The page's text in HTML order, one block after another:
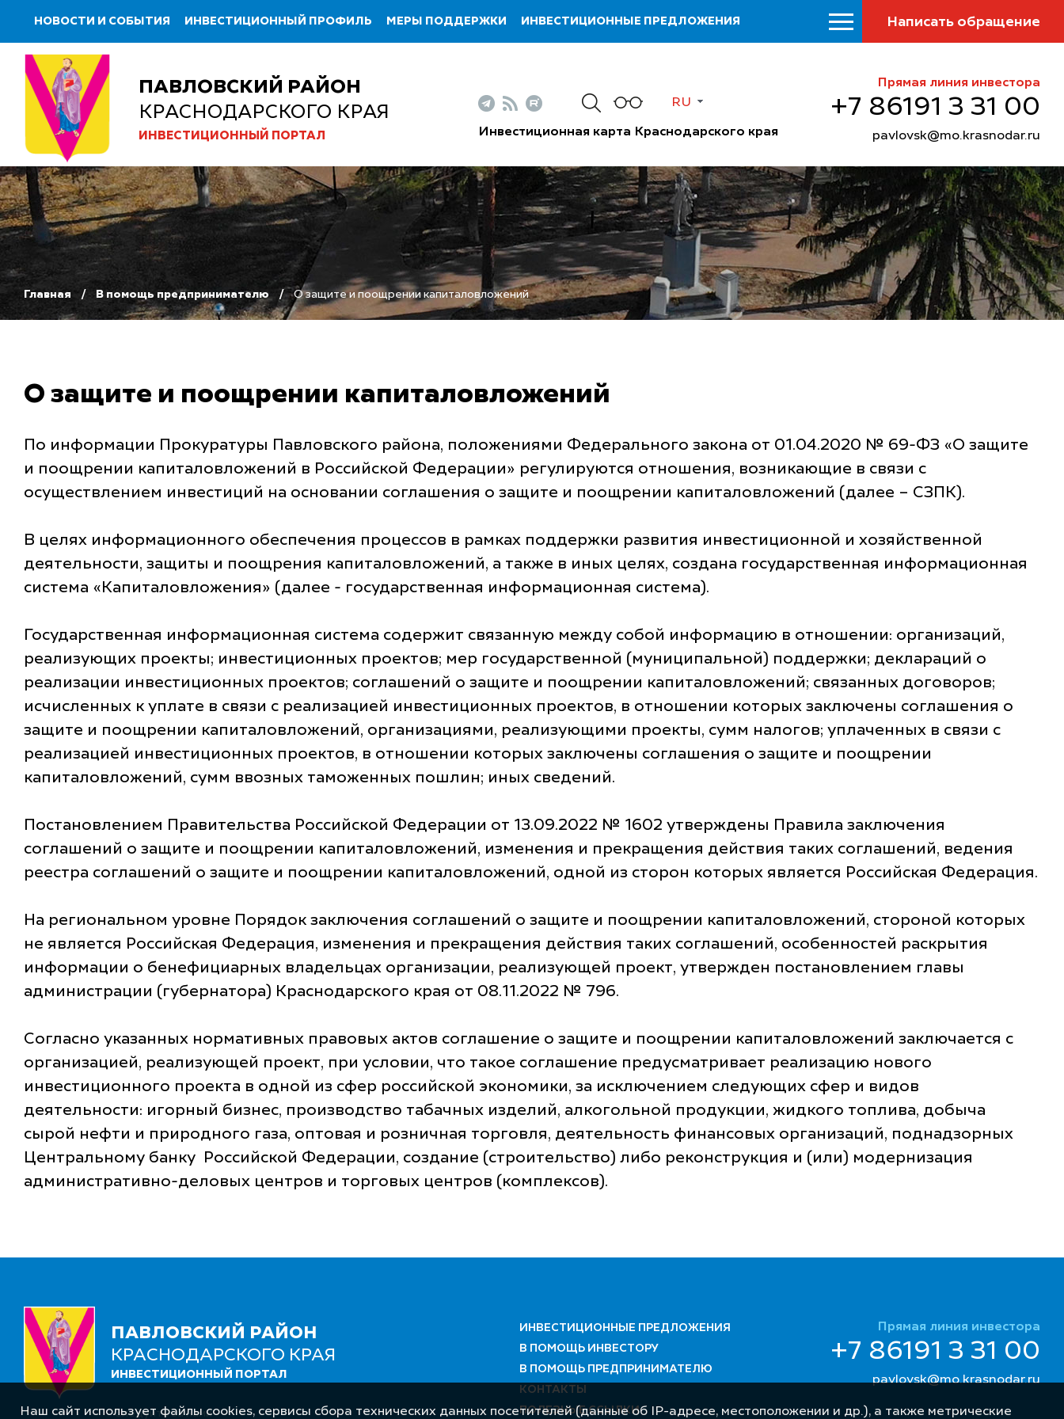
НОВОСТИ И СОБЫТИЯ ИНВЕСТИЦИОННЫЙ ПРОФИЛЬ МЕРЫ ПОДДЕРЖКИ ИНВЕСТИЦИОННЫЕ ПРЕДЛОЖЕНИЯ Написать обращение
ПАВЛОВСКИЙ РАЙОН
КРАСНОДАРСКОГО КРАЯ
ИНВЕСТИЦИОННЫЙ ПОРТАЛ
RU
Инвестиционная карта Краснодарского края
Прямая линия инвестора
+7 86191 3 31 00
pavlovsk@mo.krasnodar.ru
Главная В помощь предпринимателю О защите и поощрении капиталовложений
О защите и поощрении капиталовложений
По информации Прокуратуры Павловского района, положениями Федерального закона от 01.04.2020 № 69-ФЗ «О защите
и поощрении капиталовложений в Российской Федерации» регулируются отношения, возникающие в связи с
осуществлением инвестиций на основании соглашения о защите и поощрении капиталовложений (далее – СЗПК).
В целях информационного обеспечения процессов в рамках поддержки развития инвестиционной и хозяйственной
деятельности, защиты и поощрения капиталовложений, а также в иных целях, создана государственная информационная
система «Капиталовложения» (далее - государственная информационная система).
Государственная информационная система содержит связанную между собой информацию в отношении: организаций,
реализующих проекты; инвестиционных проектов; мер государственной (муниципальной) поддержки; деклараций о
реализации инвестиционных проектов; соглашений о защите и поощрении капиталовложений; связанных договоров;
исчисленных к уплате в связи с реализацией инвестиционных проектов, в отношении которых заключены соглашения о
защите и поощрении капиталовложений, организациями, реализующими проекты, сумм налогов; уплаченных в связи с
реализацией инвестиционных проектов, в отношении которых заключены соглашения о защите и поощрении
капиталовложений, сумм ввозных таможенных пошлин; иных сведений.
Постановлением Правительства Российской Федерации от 13.09.2022 № 1602 утверждены Правила заключения
соглашений о защите и поощрении капиталовложений, изменения и прекращения действия таких соглашений, ведения
реестра соглашений о защите и поощрении капиталовложений, одной из сторон которых является Российская Федерация.
На региональном уровне Порядок заключения соглашений о защите и поощрении капиталовложений, стороной которых
не является Российская Федерация, изменения и прекращения действия таких соглашений, особенностей раскрытия
информации о бенефициарных владельцах организации, реализующей проект, утвержден постановлением главы
администрации (губернатора) Краснодарского края от 08.11.2022 № 796.
Согласно указанных нормативных правовых актов соглашение о защите и поощрении капиталовложений заключается с
организацией, реализующей проект, при условии, что такое соглашение предусматривает реализацию нового
инвестиционного проекта в одной из сфер российской экономики, за исключением следующих сфер и видов
деятельности: игорный бизнес, производство табачных изделий, алкогольной продукции, жидкого топлива, добыча
сырой нефти и природного газа, оптовая и розничная торговля, деятельность финансовых организаций, поднадзорных
Центральному банку Российской Федерации, создание (строительство) либо реконструкция и (или) модернизация
административно-деловых центров и торговых центров (комплексов).
ПАВЛОВСКИЙ РАЙОН
КРАСНОДАРСКОГО КРАЯ
ИНВЕСТИЦИОННЫЙ ПОРТАЛ
Следуйте за нами
ИНВЕСТИЦИОННЫЕ ПРЕДЛОЖЕНИЯ
В ПОМОЩЬ ИНВЕСТОРУ
В ПОМОЩЬ ПРЕДПРИНИМАТЕЛЮ
КОНТАКТЫ
ПОЛЕЗНЫЕ ССЫЛКИ
Прямая линия инвестора
+7 86191 3 31 00
pavlovsk@mo.krasnodar.ru
Наш сайт использует файлы cookies, сервисы сбора технических данных посетителей (данные об IP-адресе, местоположении и др.), а также метрические